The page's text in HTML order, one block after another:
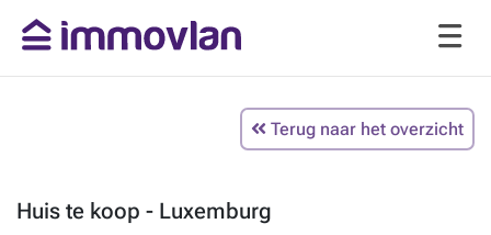
Terug naar het overzicht
Huis te koop - Luxemburg